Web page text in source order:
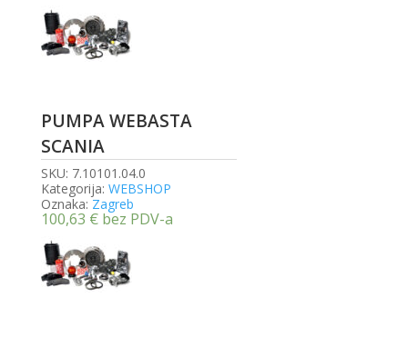
PUMPA WEBASTA
SCANIA
SKU: 7.10101.04.0
Kategorija: WEBSHOP
Oznaka: Zagreb
100,63 € bez PDV-a